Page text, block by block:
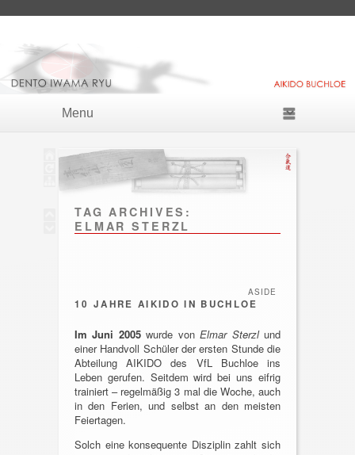
TAG ARCHIVES:
ELMAR STERZL
10 JAHRE AIKIDO IN BUCHLOE
ASIDE
Im Juni 2005wurde vonElmar Sterzlund
einer Handvoll Schüler der ersten Stunde die
Abteilung AIKIDO des VfL Buchloe ins
Leben gerufen. Seitdem wird bei uns eifrig
trainiert – regelmäßig 3 mal die Woche, auch
in den Ferien, und selbst an den meisten
Feiertagen.
Solch eine konsequente Disziplin zahlt sich